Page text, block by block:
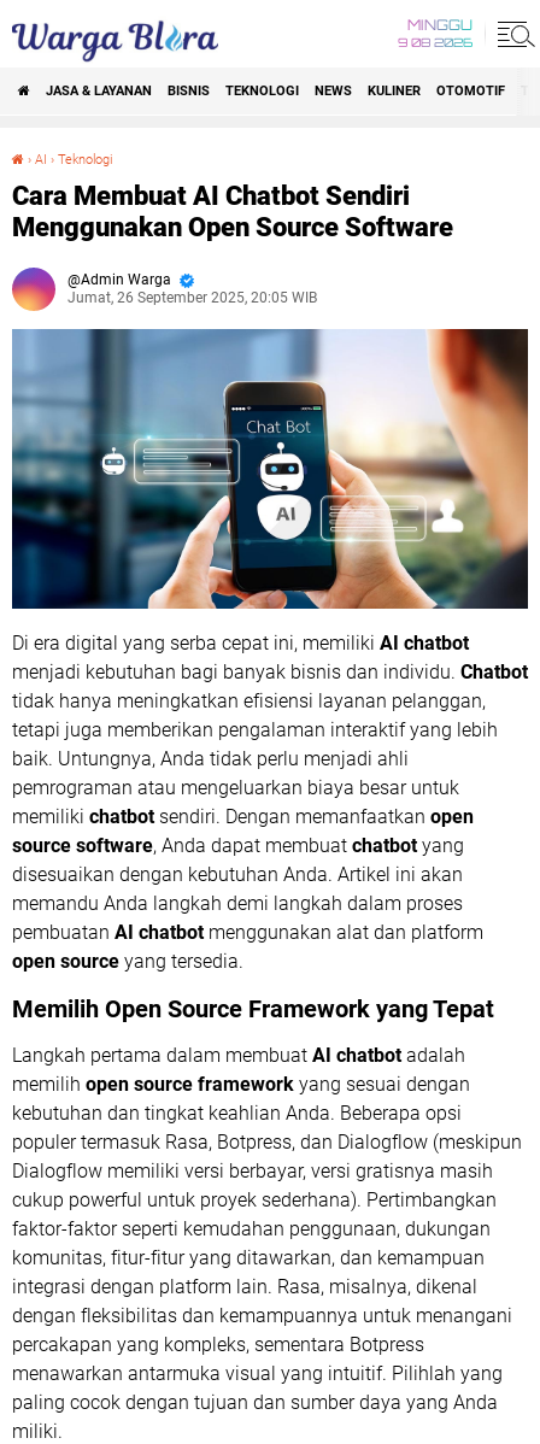
MINGGU
9 08 2026
JASA & LAYANAN BISNIS TEKNOLOGI NEWS KULINER OTOMOTIF
› AI › Teknologi
Cara Membuat AI Chatbot Sendiri
Menggunakan Open Source Software
Admin Warga
Jumat, 26 September 2025, 20:05 WIB
Di era digital yang serba cepat ini, memiliki AI chatbot
menjadi kebutuhan bagi banyak bisnis dan individu. Chatbot
tidak hanya meningkatkan efisiensi layanan pelanggan,
tetapi juga memberikan pengalaman interaktif yang lebih
baik. Untungnya, Anda tidak perlu menjadi ahli
pemrograman atau mengeluarkan biaya besar untuk
memiliki chatbotsendiri. Dengan memanfaatkan open
source software, Anda dapat membuat chatbotyang
disesuaikan dengan kebutuhan Anda. Artikel ini akan
memandu Anda langkah demi langkah dalam proses
pembuatan AI chatbotmenggunakan alat dan platform
open source yang tersedia.
Memilih Open Source Framework yang Tepat
Langkah pertama dalam membuat AI chatbotadalah
memilih open source framework yang sesuai dengan
kebutuhan dan tingkat keahlian Anda. Beberapa opsi
populer termasuk Rasa, Botpress, dan Dialogflow (meskipun
Dialogflow memiliki versi berbayar, versi gratisnya masih
cukup powerful untuk proyek sederhana). Pertimbangkan
faktor-faktor seperti kemudahan penggunaan, dukungan
komunitas, fitur-fitur yang ditawarkan, dan kemampuan
integrasi dengan platform lain. Rasa, misalnya, dikenal
dengan fleksibilitas dan kemampuannya untuk menangani
percakapan yang kompleks, sementara Botpress
menawarkan antarmuka visual yang intuitif. Pilihlah yang
paling cocok dengan tujuan dan sumber daya yang Anda
miliki.